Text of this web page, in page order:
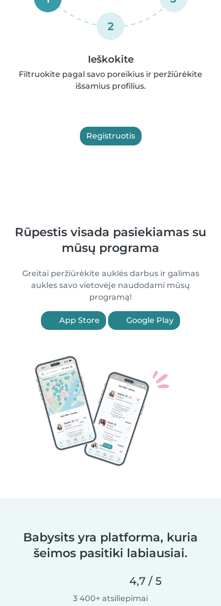
2
Ieškokite
Filtruokite pagal savo poreikius ir peržiūrėkite
išsamius profilius.
Registruotis
Rūpestis visada pasiekiamas su
mūsų programa
Greitai peržiūrėkite auklės darbus ir galimas
aukles savo vietovėje naudodami mūsų
programą!
App Store Google Play
Babysits yra platforma, kuria
šeimos pasitiki labiausiai.
4,7 / 5
3 400+ atsiliepimai